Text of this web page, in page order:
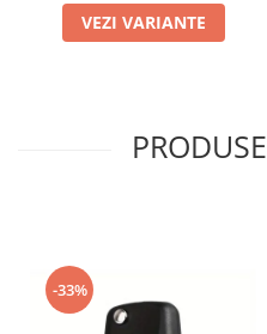
VEZI VARIANTE
-33%